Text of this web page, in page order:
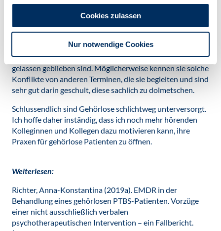
Cookies zulassen
Nur notwendige Cookies
dass man auch zwischendurch den Blickkontakt auffängt,
dass man sich nicht zu viel nebenbei notiert o. ä., damit der
Patient mit beiden in Kontakt ist.
Mein Eindruck war auch – da ich ab und an Konflikte mit
meinem Patienten hatte – dass die Dolmetscherinnen sehr
gelassen geblieben sind. Möglicherweise kennen sie solche
Konflikte von anderen Terminen, die sie begleiten und sind
sehr gut darin geschult, diese sachlich zu dolmetschen.
Schlussendlich sind Gehörlose schlichtweg unterversorgt.
Ich hoffe daher inständig, dass ich noch mehr hörenden
Kolleginnen und Kollegen dazu motivieren kann, ihre
Praxen für gehörlose Patienten zu öffnen.
Weiterlesen:
Richter, Anna-Konstantina (2019a). EMDR in der
Behandlung eines gehörlosen PTBS-Patienten. Vorzüge
einer nicht ausschließlich verbalen
psychotherapeutischen Intervention – ein Fallbericht.